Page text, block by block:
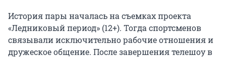
История пары началась на съемках проекта
«Ледниковый период» (12+). Тогда спортсменов
связывали исключительно рабочие отношения и
дружеское общение. После завершения телешоу в